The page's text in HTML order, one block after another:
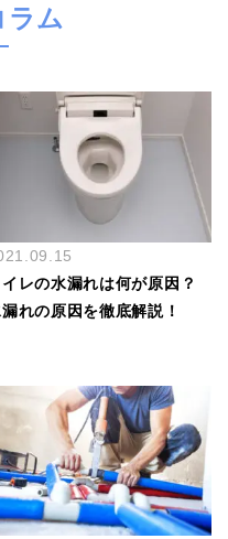
ラム
イレの水漏れは何が原因？
れの原因を徹底解説！